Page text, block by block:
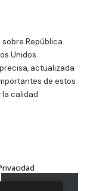
República
Unidos.
actualizada
de estos
la calidad